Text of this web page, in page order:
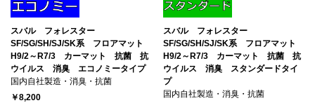
スバル フォレスター
SF/SG/SH/SJ/SK系 フロアマット
H9/2～R7/3 カーマット 抗菌 抗
ウイルス 消臭 エコノミータイプ
国内自社製造・消臭・抗菌
￥8,200
スバル フォレスター
SF/SG/SH/SJ/SK系 フロアマット
H9/2～R7/3 カーマット 抗菌 抗
ウイルス 消臭 スタンダードタイ
プ
国内自社製造・消臭・抗菌